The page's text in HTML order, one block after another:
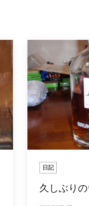
日記
久しぶり